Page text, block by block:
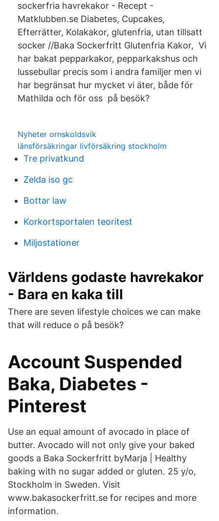
sockerfria havrekakor - Recept -
Matklubben.se Diabetes, Cupcakes,
Efterrätter, Kolakakor, glutenfria, utan tillsatt
socker //Baka Sockerfritt Glutenfria Kakor, Vi
har bakat pepparkakor, pepparkakshus och
lussebullar precis som i andra familjer men vi
har begränsat hur mycket vi äter, både för
Mathilda och för oss på besök?
Nyheter ornskoldsvik
länsförsäkringar livförsäkring stockholm
Tre privatkund
Zelda iso gc
Bottar law
Korkortsportalen teoritest
Miljostationer
Världens godaste havrekakor
- Bara en kaka till
There are seven lifestyle choices we can make
that will reduce o på besök?
Account Suspended
Baka, Diabetes -
Pinterest
Use an equal amount of avocado in place of
butter. Avocado will not only give your baked
goods a Baka Sockerfritt byMarja | Healthy
baking with no sugar added or gluten. 25 y/o,
Stockholm in Sweden. Visit
www.bakasockerfritt.se for recipes and more
information.